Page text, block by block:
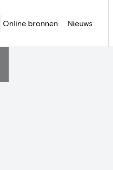
Online bronnen Nieuws